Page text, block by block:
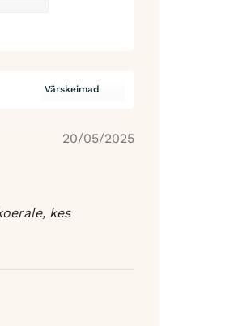
20/05/2025
kes